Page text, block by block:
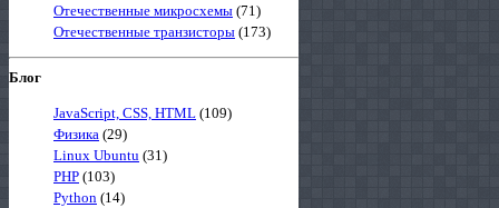
Отечественные микросхемы (71)
Отечественные транзисторы (173)
Блог
JavaScript, CSS, HTML (109)
Физика (29)
Linux Ubuntu (31)
PHP (103)
Python (14)